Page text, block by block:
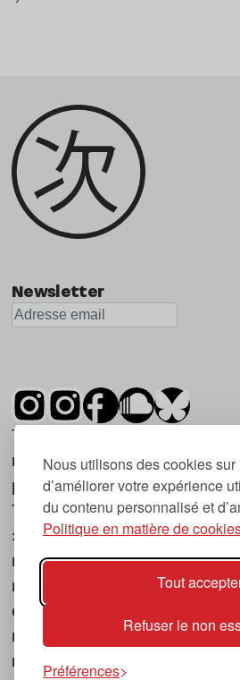
Nous utilisons des cookies sur
d’améliorer votre expérience
du contenu personnalisé et
Politique en matière de
Tout
Refuser le non
Préférences
Newsletter
Tsugi est un mensuel
musique et les nouvelles
première parution date de
Tsugi en japonais signifie «
», ce qui correspond à la
magazine, à l’affût des
musicales, qu’elles viennent
électronique, du rock ou du
nouveaux phénomènes de
musique.